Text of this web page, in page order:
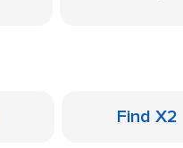
Find X2